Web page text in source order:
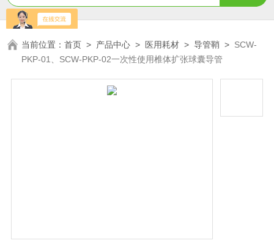
当前位置：首页 > 产品中心 > 医用耗材 >导管鞘 > SCW-
PKP-01、SCW-PKP-02一次性使用椎体扩张球囊导管